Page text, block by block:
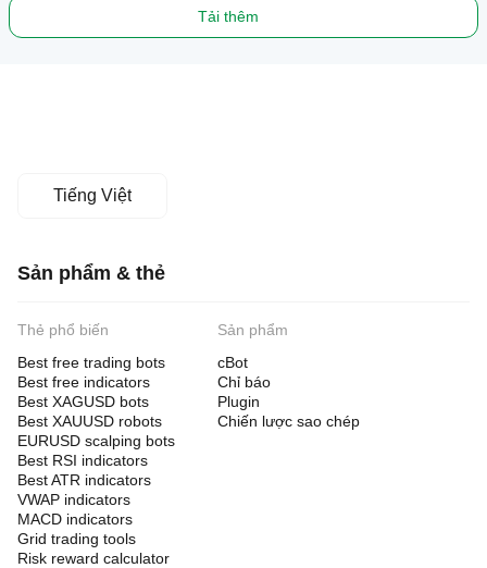
Tải thêm
Tiếng Việt
Sản phẩm & thẻ
Thẻ phổ biến
Best free trading bots
Best free indicators
Best XAGUSD bots
Best XAUUSD robots
EURUSD scalping bots
Best RSI indicators
Best ATR indicators
VWAP indicators
MACD indicators
Grid trading tools
Risk reward calculator
Sản phẩm
cBot
Chỉ báo
Plugin
Chiến lược sao chép